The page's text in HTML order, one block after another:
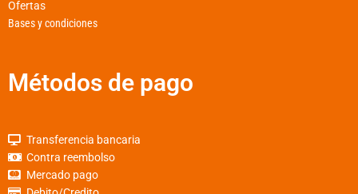
Ofertas
Bases y condiciones
Métodos de pago
Transferencia bancaria
Contra reembolso
Mercado pago